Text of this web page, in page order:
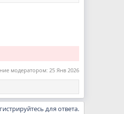
модератором: 25 Янв 2026
для ответа.